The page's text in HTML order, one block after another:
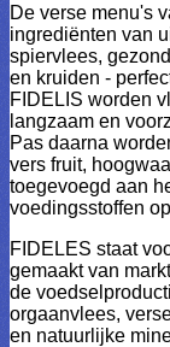
De verse menu's
ingrediënten van
spiervlees,
en kruiden -
FIDELIS worden
langzaam en
Pas daarna
vers fruit,
toegevoegd aan
voedingsstoffen
FIDELES staat
gemaakt van
de
orgaanvlees,
en natuurlijke